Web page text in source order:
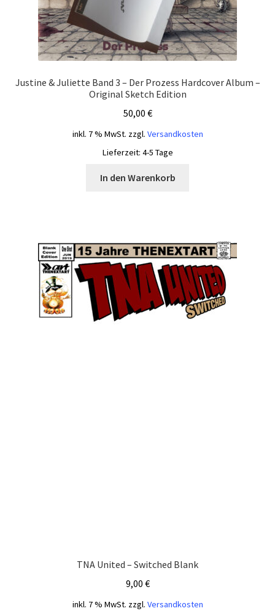
Justine & Juliette Band 3 – Der Prozess Hardcover Album –
Original Sketch Edition
50,00 €
inkl. 7 % MwSt. zzgl. Versandkosten
Lieferzeit: 4-5 Tage
In den Warenkorb
TNA United – Switched Blank
9,00 €
inkl. 7 % MwSt. zzgl. Versandkosten